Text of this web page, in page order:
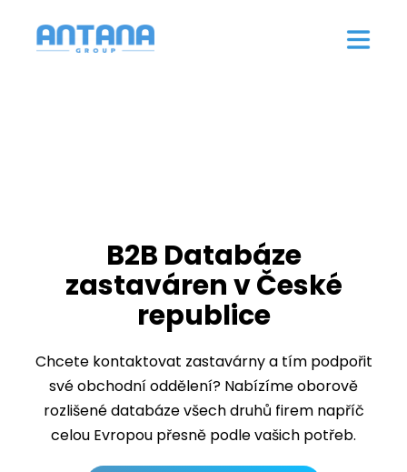
B2B Databáze
zastaváren v České
republice
Chcete kontaktovat zastavárny a tím podpořit
své obchodní oddělení? Nabízíme oborově
rozlišené databáze všech druhů firem napříč
celou Evropou přesně podle vašich potřeb.